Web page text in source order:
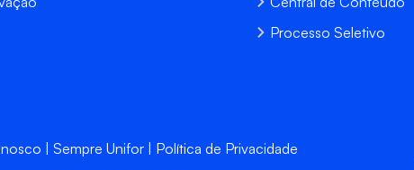
Processo Seletivo
Sempre Unifor Política de Privacidade